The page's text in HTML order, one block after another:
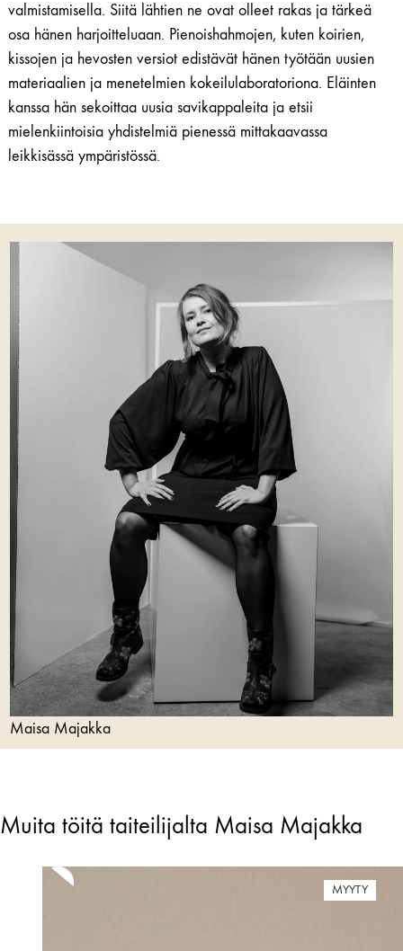
valmistamisella. Siitä lähtien ne ovat olleet rakas ja tärkeä
osa hänen harjoitteluaan. Pienoishahmojen, kuten koirien,
kissojen ja hevosten versiot edistävät hänen työtään uusien
materiaalien ja menetelmien kokeilulaboratoriona. Eläinten
kanssa hän sekoittaa uusia savikappaleita ja etsii
mielenkiintoisia yhdistelmiä pienessä mittakaavassa
leikkisässä ympäristössä.
Maisa Majakka
Muita töitä taiteilijalta Maisa Majakka
MYYTY